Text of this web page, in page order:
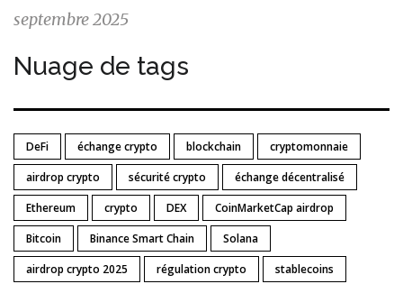
septembre 2025
Nuage de tags
DeFi échange crypto blockchain
cryptomonnaie
airdrop crypto
sécurité crypto
échange décentralisé
Ethereum
crypto DEX
CoinMarketCap airdrop
Bitcoin
Binance Smart Chain
Solana
airdrop crypto 2025
régulation crypto stablecoins